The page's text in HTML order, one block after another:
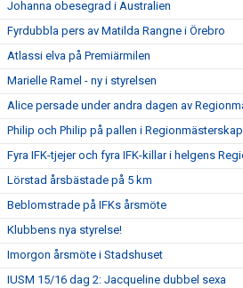
Johanna obesegrad i Australien
Fyrdubbla pers av Matilda Rangne i Örebro
Atlassi elva på Premiärmilen
Marielle Ramel - ny i styrelsen
Alice persade under andra dagen av
Philip och Philip på pallen i
Fyra IFK-tjejer och fyra IFK-killar i helgens
Lörstad årsbästade på 5 km
Beblomstrade på IFKs årsmöte
Klubbens nya styrelse!
Imorgon årsmöte i Stadshuset
IUSM 15/16 dag 2: Jacqueline dubbel sexa